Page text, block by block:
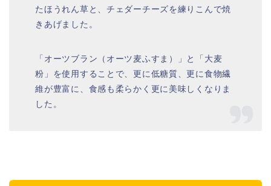
たほうれん草と、チェダーチーズを練りこんで焼
きあげました。
「オーツブラン（オーツ麦ふすま）」と「大麦
粉」を使用することで、更に低糖質、更に食物繊
維が豊富に、食感も柔らかく更に美味しくなりま
した。